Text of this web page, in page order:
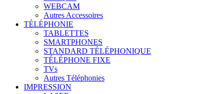
WEBCAM
Autres Accessoires
TÉLÉPHONIE
TABLETTES
SMARTPHONES
STANDARD TÉLÉPHONIQUE
TÉLÉPHONE FIXE
TVs
Autres Téléphonies
IMPRESSION